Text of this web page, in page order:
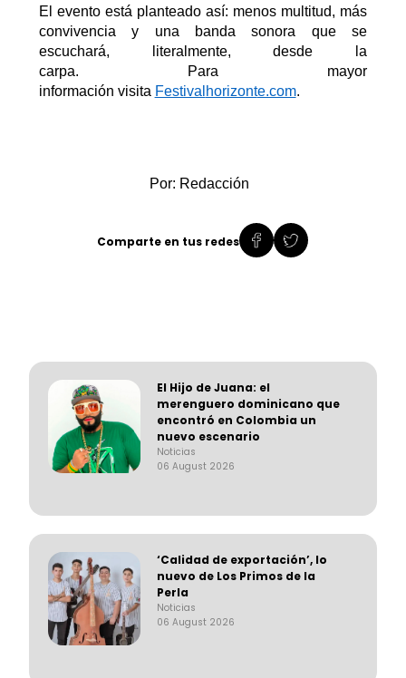
El Hijo de Juana: el
merenguero dominicano que
encontró en Colombia un
nuevo escenario
Noticias
06 August 2026
‘Calidad de exportación’, lo
nuevo de Los Primos de la
Perla
Noticias
06 August 2026
El evento está planteadoasí: menos multitud, más
convivencia y una banda sonora que se
escuchará, literalmente, desde la
carpa. Para mayor
información visita Festival horizonte.com.
Por: Redacción
Comparte en tus redes